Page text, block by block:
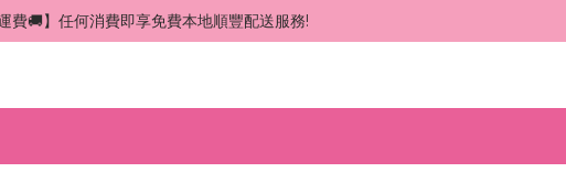
運費🚚】任何消費即享免費本地順豐配送服務!